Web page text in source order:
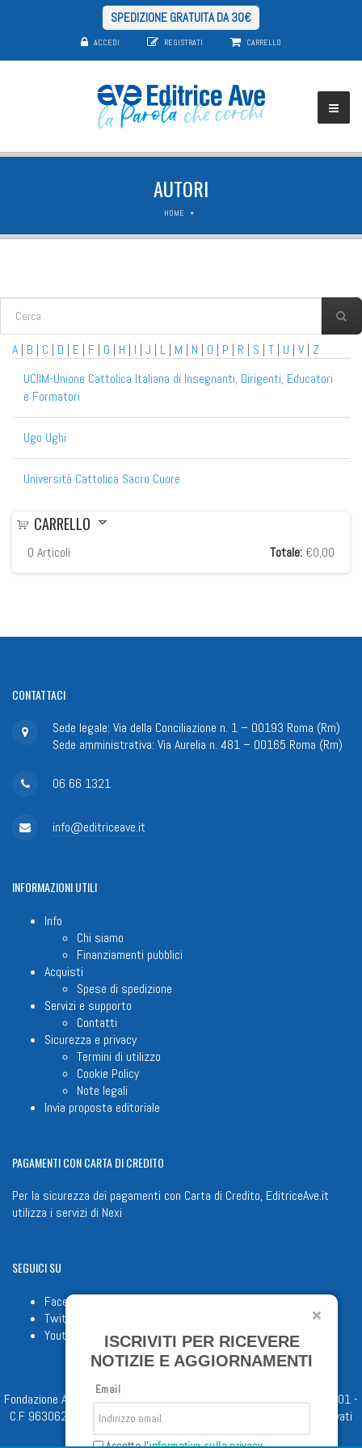
SPEDIZIONE GRATUITA DA 30€
ACCEDI REGISTRATI CARRELLO
AUTORI
HOME
FORM DI RICERCA
A | B | C | D | E | F | G | H | I | J | L | M | N | O | P | R | S | T | U | V | Z
UCIIM-Unione Cattolica Italiana di Insegnanti, Dirigenti, Educatori
e Formatori
Ugo Ughi
Università Cattolica Sacro Cuore
CARRELLO
0 Articoli Totale: €0,00
CONTATTACI
Sede legale: Via della Conciliazione n. 1 – 00193 Roma (Rm)
Sede amministrativa: Via Aurelia n. 481 – 00165 Roma (Rm)
06 66 1321
info@editriceave.it
INFORMAZIONIUTILI
Info
Chi siamo
Finanziamenti pubblici
Acquisti
Spese di spedizione
Servizi e supporto
Contatti
Sicurezza e privacy
Termini di utilizzo
Cookie Policy
Note legali
Invia proposta editoriale
PAGAMENTICON CARTA DI CREDITO
Per la sicurezza dei pagamenti con Carta di Credito, EditriceAve.it
utilizza i servizi di Nexi
SEGUICISU
Facebook
Twitter
Youtube
Fondazione Apostolicam Actuositatem ETS © 2023 - P.I. 05398481001 -
C.F 96306220581 - REA 888781 del 23/02/98 - Tutti i diritti riservati
ISCRIVITI PER RICEVERE
NOTIZIE E AGGIORNAMENTI
Email